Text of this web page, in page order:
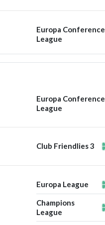
Europa Conference
League
Europa Conference
League
Club Friendlies 3
Europa League
Champions
League